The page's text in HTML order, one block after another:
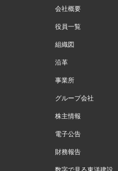
会社概要
役員一覧
組織図
沿革
事業所
グループ会社
株主情報
電子公告
財務報告